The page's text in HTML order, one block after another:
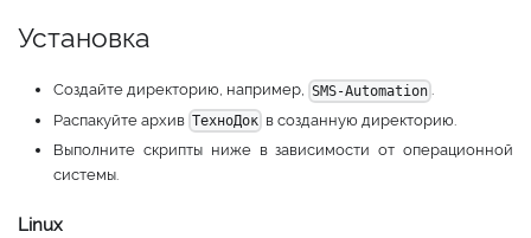
Установка
Создайте директорию, например, SMS-Automation .
Распакуйте архив ТехноДок в созданную директорию.
Выполните скрипты ниже в зависимости от операционной
системы.
Linux